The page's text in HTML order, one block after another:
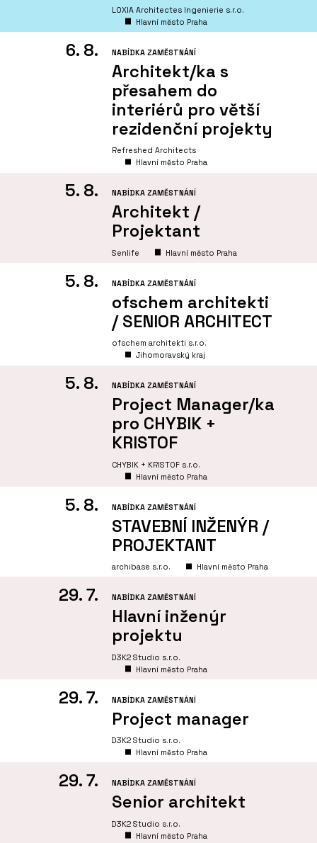
LOXIA Architectes Ingenierie s.r.o.
Hlavní město Praha
6. 8. NABÍDKA ZAMĚSTNÁNÍ
Architekt/ka s
přesahem do
interiérů pro větší
rezidenční projekty
Refreshed Architects
Hlavní město Praha
5. 8. NABÍDKA ZAMĚSTNÁNÍ
Architekt /
Projektant
Senlife Hlavní město Praha
5. 8. NABÍDKA ZAMĚSTNÁNÍ
ofschem architekti
/ SENIOR ARCHITECT
ofschem architekti s.r.o.
Jihomoravský kraj
5. 8. NABÍDKA ZAMĚSTNÁNÍ
Project Manager/ka
pro CHYBIK +
KRISTOF
CHYBIK + KRISTOF s.r.o.
Hlavní město Praha
5. 8. NABÍDKA ZAMĚSTNÁNÍ
STAVEBNÍ INŽENÝR /
PROJEKTANT
archibase s.r.o. Hlavní město Praha
29. 7. NABÍDKA ZAMĚSTNÁNÍ
Hlavní inženýr
projektu
D3K2 Studio s.r.o.
Hlavní město Praha
29. 7. NABÍDKA ZAMĚSTNÁNÍ
Project manager
D3K2 Studio s.r.o.
Hlavní město Praha
29. 7. NABÍDKA ZAMĚSTNÁNÍ
Senior architekt
D3K2 Studio s.r.o.
Hlavní město Praha